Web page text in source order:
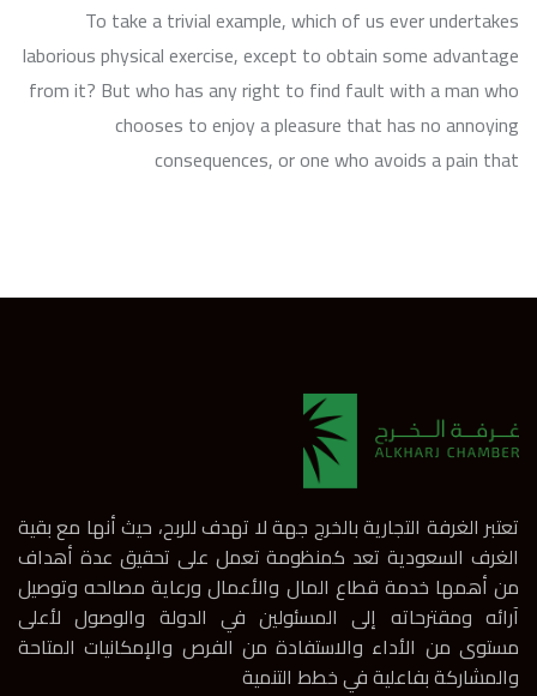
To take a trivial example, which of us ever undertakes
laborious physical exercise, except to obtain some advantage
from it? But who has any right to find fault with a man who
chooses to enjoy a pleasure that has no annoying
consequences, or one who avoids a pain that
تعتبر الغرفة التجارية بالخرج جهة لا تهدف للربح، حيث أنها مع بقية
الغرف السعودية تعد كمنظومة تعمل على تحقيق عدة أهداف
من أهمها خدمة قطاع المال والأعمال ورعاية مصالحه وتوصيل
آرائه ومقترحاته إلى المسئولين في الدولة والوصول لأعلى
مستوى من الأداء والاستفادة من الفرص والإمكانيات المتاحة
والمشاركة بفاعلية في خطط التنمية